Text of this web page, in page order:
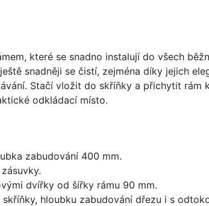
které se snadno instalují do všech
snadněji se čistí, zejména díky jejich
Stačí vložit do skříňky a přichytit rám
odkládací místo.
zabudování 400 mm.
dvířky od šířky rámu 90 mm.
hloubku zabudování dřezu i s